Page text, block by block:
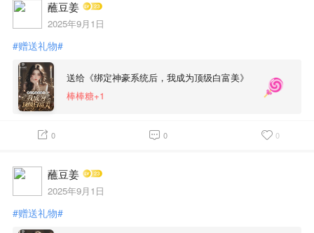
蘸豆姜
2025年9月1日
#赠送礼物#
送给《绑定神豪系统后，我成为顶级白富美》
棒棒糖+1
0 0 0
蘸豆姜
2025年9月1日
#赠送礼物#